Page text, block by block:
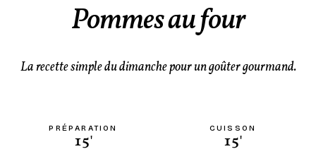
Pommes au four
La recette simple du dimanche pour un goûter gourmand.
PRÉPARATION
15'
CUISSON
15'